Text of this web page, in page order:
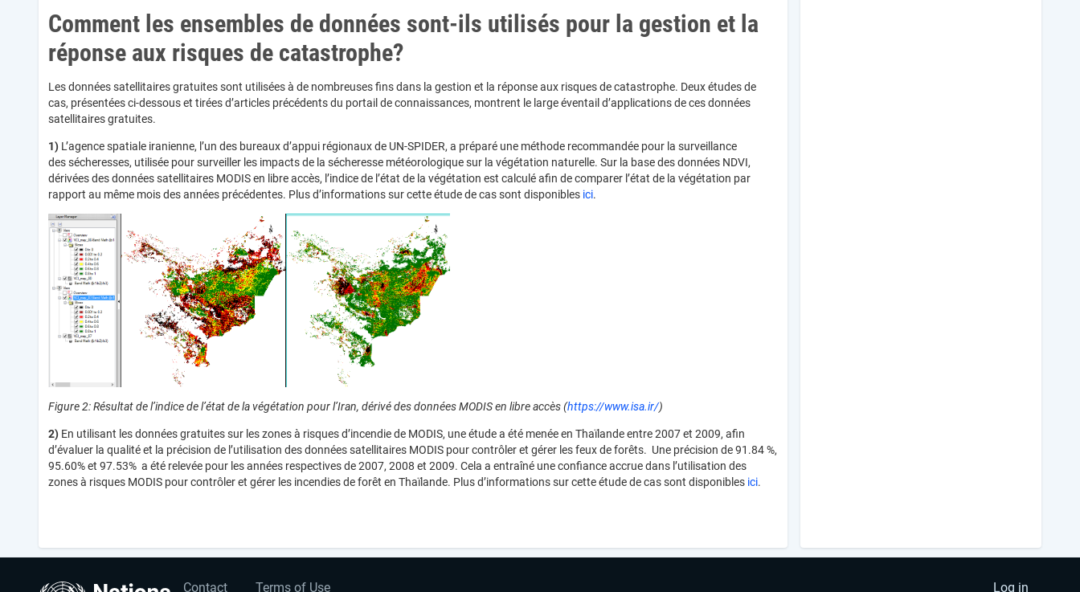
Comment les ensembles de données sont-ils utilisés pour la gestion et la
réponse aux risques de catastrophe?
Les données satellitaires gratuites sont utilisées à de nombreuses fins dans la gestion et la réponse aux risques de catastrophe. Deux études de
cas, présentées ci-dessous et tirées d’articles précédents du portail de connaissances, montrent le large éventail d’applications de ces données
satellitaires gratuites.
1) L’agence spatiale iranienne, l’un des bureaux d’appui régionaux de UN-SPIDER, a préparé une méthode recommandée pour la surveillance
des sécheresses, utilisée pour surveiller les impacts de la sécheresse météorologique sur la végétation naturelle. Sur la base des données NDVI,
dérivées des données satellitaires MODIS en libre accès, l’indice de l’état de la végétation est calculé afin de comparer l’état de la végétation par
rapport au même mois des années précédentes. Plus d’informations sur cette étude de cas sont disponibles ici.
Figure 2: Résultat de l’indice de l’état de la végétation pour l’Iran, dérivé des données MODIS en libre accès (https://www.isa.ir/)
2) En utilisant les données gratuites sur les zones à risques d’incendie de MODIS, une étude a été menée en Thaïlande entre 2007 et 2009, afin
d’évaluer la qualité et la précision de l’utilisation des données satellitaires MODIS pour contrôler et gérer les feux de forêts. Une précision de 91.84 %,
95.60% et 97.53% a été relevée pour les années respectives de 2007, 2008 et 2009. Cela a entraîné une confiance accrue dans l’utilisation des
zones à risques MODIS pour contrôler et gérer les incendies de forêt en Thaïlande. Plus d’informations sur cette étude de cas sont disponibles ici.
Contact Terms of Use Log in